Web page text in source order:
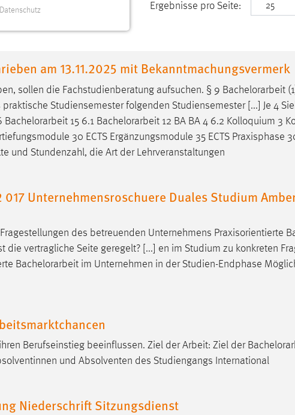
Ergebnisse pro Seite:
am 13.11.2025 mit Bekanntmachungsvermerk
sollen die Fachstudienberatung aufsuchen. § 9 Bachelorarbeit
Studiensemester folgenden Studiensemester [...] Je 4
Bachelorarbeit 15 6.1 Bachelorarbeit 12 BA BA 4 6.2 Kolloquium 3
30 ECTS Ergänzungsmodule 35 ECTS Praxisphase
und Stundenzahl, die Art der Lehrveranstaltungen
017 Unternehmensroschuere Duales Studium
des betreuenden Unternehmens Praxisorientierte
die vertragliche Seite geregelt? [...] en im Studium zu konkreten
Bachelorarbeit im Unternehmen in der Studien-Endphase
Berufseinstieg beeinflussen. Ziel der Arbeit: Ziel der
und Absolventen des Studiengangs International
Niederschrift Sitzungsdienst
speichert die
Einverständnis-Optionen
preference
Datenschutz